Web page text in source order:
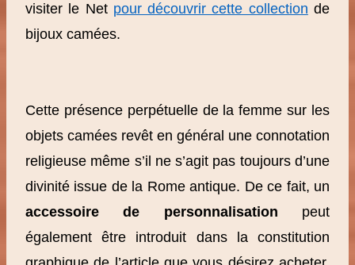
visiter le Net pour découvrir cette collection de
bijoux camées.
Cette présence perpétuelle de la femme sur les
objets camées revêt en général une connotation
religieuse même s’il ne s’agit pas toujours d’une
divinité issue de la Rome antique. De ce fait, un
accessoire de personnalisation peut
également être introduit dans la constitution